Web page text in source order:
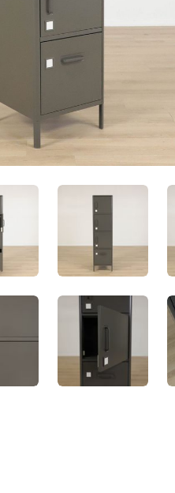
4.jpg Idåsen.jpg
Idåsen-7.jpg Idåsen-5.jpg